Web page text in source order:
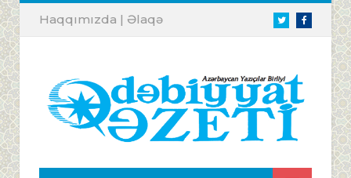
TwitterFacebook
Haqqımızda | Əlaqə